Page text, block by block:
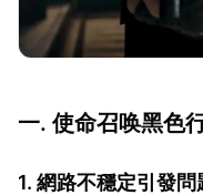
一. 使命召唤黑色
1. 網路不穩定引發問